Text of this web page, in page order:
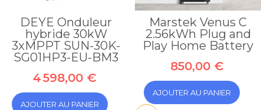
DEYE Onduleur
hybride 30kW
3xMPPT SUN-30K-
SG01HP3-EU-BM3
4 598,00 €
AJOUTER AU PANIER
Marstek Venus C
2.56kWh Plug and
Play Home Battery
850,00 €
AJOUTER AU PANIER